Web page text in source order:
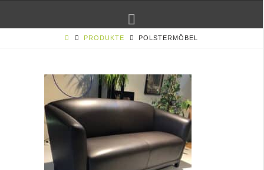
PRODUKTE POLSTERMÖBEL